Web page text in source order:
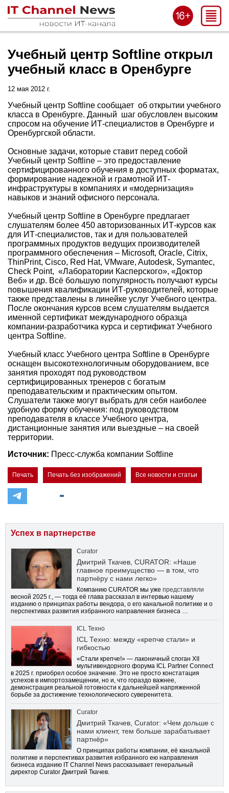
Учебный центр Softline открыл
учебный класс в Оренбурге
12 мая 2012 г.
Учебный центр Softline сообщает об открытии учебного
класса в Оренбурге. Данный шаг обусловлен высоким
спросом на обучение ИТ-специалистов в Оренбурге и
Оренбургской области.
Основные задачи, которые ставит перед собой
Учебный центр Softline – это предоставление
сертифицированного обучения в доступных форматах,
формирование надежной и грамотной ИТ-
инфраструктуры в компаниях и «модернизация»
навыков и знаний офисного персонала.
Учебный центр Softline в Оренбурге предлагает
слушателям более 450 авторизованных ИТ-курсов как
для ИТ-специалистов, так и для пользователей
программных продуктов ведущих производителей
программного обеспечения – Microsoft, Oracle, Citrix,
ThinPrint, Cisco, Red Hat, VMware, Autodesk, Symantec,
Check Point, «Лаборатории Касперского», «Доктор
Веб» и др. Всё большую популярность получают курсы
повышения квалификации ИТ-руководителей, которые
также представлены в линейке услуг Учебного центра.
После окончания курсов всем слушателям выдается
именной сертификат международного образца
компании-разработчика курса и сертификат Учебного
центра Softline.
Учебный класс Учебного центра Softline в Оренбурге
оснащен высокотехнологичным оборудованием, все
занятия проходят под руководством
сертифицированных тренеров с богатым
преподавательским и практическим опытом.
Слушатели также могут выбрать для себя наиболее
удобную форму обучения: под руководством
преподавателя в классе Учебного центра,
дистанционные занятия или выездные – на своей
территории.
Источник: Пресс-служба компании Softline
Печать Печать без изображений Все новости и статьи
Успех в партнерстве
Curator
Дмитрий Ткачев, CURATOR: «Наше
главное преимущество — в том, что
партнёру с нами легко»
Компанию CURATOR мы уже представляли
весной 2025 г., — тогда её глава рассказал в интервью нашему
изданию о принципах работы вендора, о его канальной политике и о
перспективах развития избранного направления бизнеса …
ICL Техно
ICL Техно: между «крепче стали» и
гибкостью
«Стали крепче!» — лаконичный слоган XII
мультивендорного форума ICL Partner Connect
в 2025 г. приобрел особое значение. Это не просто констатация
успехов в импортозамещении, но и, что гораздо важнее,
демонстрация реальной готовности к дальнейшей напряженной
борьбе за достижение технологического суверенитета.
Curator
Дмитрий Ткачев, Curator: «Чем дольше с
нами клиент, тем больше зарабатывает
партнёр»
О принципах работы компании, её канальной
политике и перспективах развития избранного ею направления
бизнеса изданию IT Channel News рассказывает генеральный
директор Curator Дмитрий Ткачев.